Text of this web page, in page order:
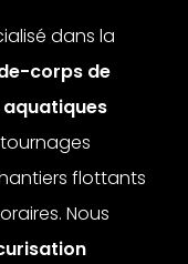
dans la
corps de
flottants
Nous